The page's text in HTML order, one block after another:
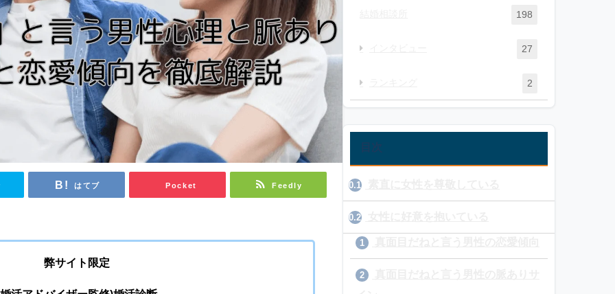
はてブ Pocket Feedly
弊サイト限定
198
27
2
目次
0.1
0.2
1
2